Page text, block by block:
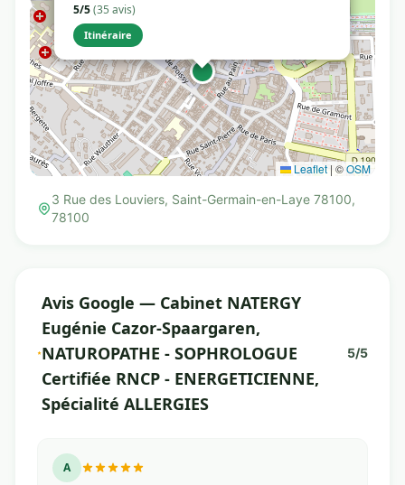
5/5(35 avis)
Itinéraire
Leaflet | ©OSM
3 Rue des Louviers, Saint-Germain-en-Laye 78100,
78100
Avis Google — Cabinet NATERGY
Eugénie Cazor-Spaargaren,
NATUROPATHE - SOPHROLOGUE
Certifiée RNCP - ENERGETICIENNE,
Spécialité ALLERGIES
5/5
A